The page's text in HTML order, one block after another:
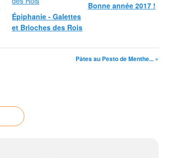
Épiphanie - Galettes
et Brioches des Rois
Bonne année 2017 !
Pâtes au Pesto de Menthe... »